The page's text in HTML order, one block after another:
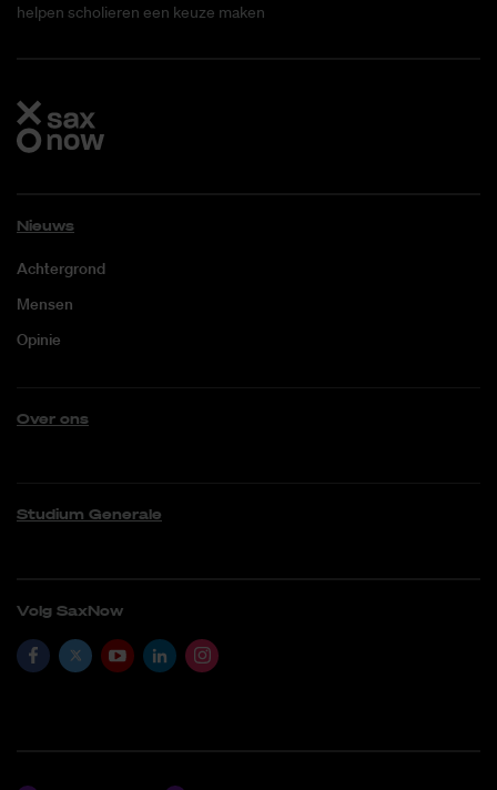
helpen scholieren een keuze maken
Nieuws
Achtergrond
Mensen
Opinie
Over ons
Studium Generale
Volg SaxNow